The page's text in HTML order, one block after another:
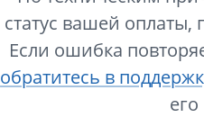
статус вашей оплаты,
Если ошибка
обратитесь в
его